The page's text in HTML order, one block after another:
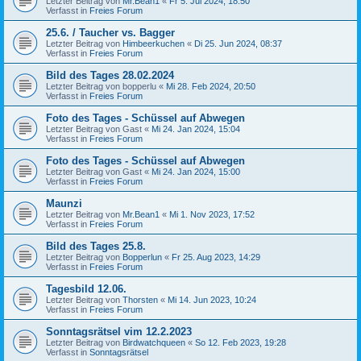
Verfasst in Freies Forum
25.6. / Taucher vs. Bagger
Letzter Beitrag von Himbeerkuchen « Di 25. Jun 2024, 08:37
Verfasst in Freies Forum
Bild des Tages 28.02.2024
Letzter Beitrag von bopperlu « Mi 28. Feb 2024, 20:50
Verfasst in Freies Forum
Foto des Tages - Schüssel auf Abwegen
Letzter Beitrag von Gast « Mi 24. Jan 2024, 15:04
Verfasst in Freies Forum
Foto des Tages - Schüssel auf Abwegen
Letzter Beitrag von Gast « Mi 24. Jan 2024, 15:00
Verfasst in Freies Forum
Maunzi
Letzter Beitrag von Mr.Bean1 « Mi 1. Nov 2023, 17:52
Verfasst in Freies Forum
Bild des Tages 25.8.
Letzter Beitrag von Bopperlun « Fr 25. Aug 2023, 14:29
Verfasst in Freies Forum
Tagesbild 12.06.
Letzter Beitrag von Thorsten « Mi 14. Jun 2023, 10:24
Verfasst in Freies Forum
Sonntagsrätsel vim 12.2.2023
Letzter Beitrag von Birdwatchqueen « So 12. Feb 2023, 19:28
Verfasst in Sonntagsrätsel